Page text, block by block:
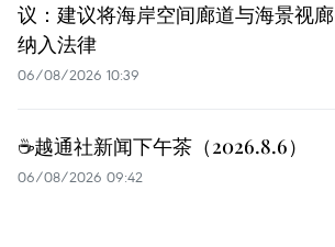
议：建议将海岸空间廊道与海景视廊
纳入法律
06/08/2026 10:39
☕️越通社新闻下午茶（2026.8.6）
06/08/2026 09:42